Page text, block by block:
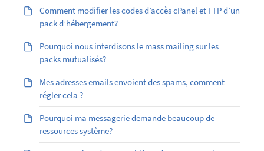
Comment modifier les codes d’accès cPanel et FTP d’un
pack d’hébergement?
Pourquoi nous interdisons le mass mailing sur les
packs mutualisés?
Mes adresses emails envoient des spams, comment
régler cela ?
Pourquoi ma messagerie demande beaucoup de
ressources système?